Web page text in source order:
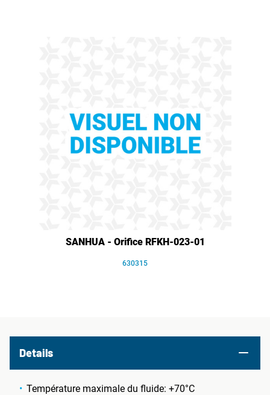
SANHUA - Orifice RFKH-023-01
630315
Details
Température maximale du fluide: +70°C